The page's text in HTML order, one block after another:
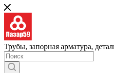
Трубы, запорная арматура,